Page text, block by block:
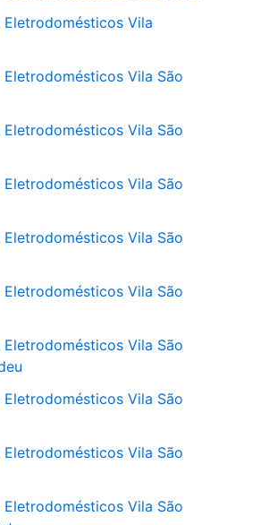
Vila
Vila São
Vila São
Vila São
Vila São
Vila São
Vila São
Vila São
Vila São
Vila São